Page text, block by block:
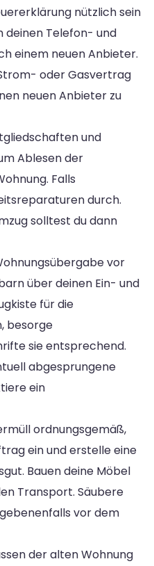
nützlich sein
deinen Telefon- und
einem neuen Anbieter.
oder Gasvertrag
neuen Anbieter zu
und
Ablesen der
Falls
durch.
solltest du dann
vor
über deinen Ein- und
für die
besorge
sie entsprechend.
abgesprungene
ein
ordnungsgemäß,
ein und erstelle eine
Bauen deine Möbel
Transport. Säubere
vor dem
der alten Wohnung